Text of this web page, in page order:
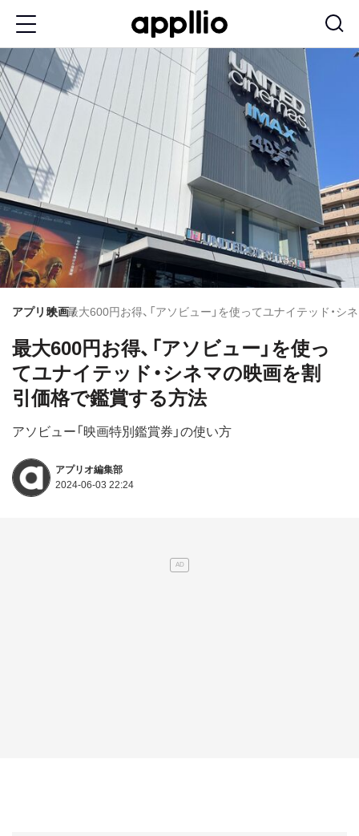
ン
コ
ン
テ
ツ
に
移
動
アプリオ映画最大600円お得、「アソビュー」を使ってユナイテッド・
最大600円お得、「アソビュー」を使っ
てユナイテッド・シネマの映画を割
引価格で鑑賞する方法
アソビュー「映画特別鑑賞券」の使い方
アプリオ編集部
2024-06-03 22:24